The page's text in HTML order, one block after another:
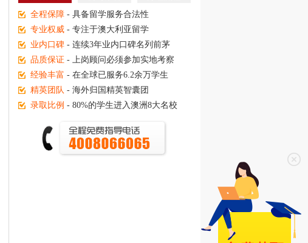
全程保障 - 具备留学服务合法性
专业权威 - 专注于澳大利亚留学
业内口碑 - 连续3年业内口碑名列前茅
品质保证 - 上岗顾问必须参加实地考察
经验丰富 - 在全球已服务6.2余万学生
精英团队 - 海外归国精英智囊团
录取比例 - 80%的学生进入澳洲8大名校